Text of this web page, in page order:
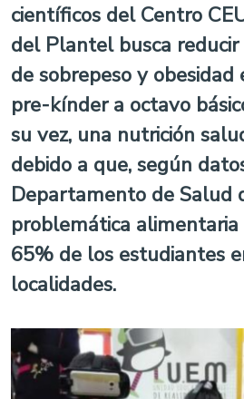
científicos del Centro
del Plantel busca
de sobrepeso y
pre-kínder a octavo
su vez, una nutrición
debido a que, según
Departamento de Salud
problemática
65% de los estudiantes
localidades.